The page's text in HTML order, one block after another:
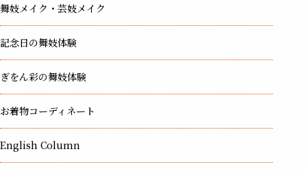
舞妓メイク・芸妓メイク
記念日の舞妓体験
ぎをん彩の舞妓体験
お着物コーディネート
English Column